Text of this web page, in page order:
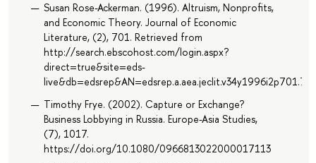
Susan Rose-Ackerman. (1996). Altruism, Nonprofits,
and Economic Theory. Journal of Economic
Literature, (2), 701. Retrieved from
http://search.ebscohost.com/login.aspx?
direct=true&site=eds-
Timothy Frye. (2002). Capture or Exchange?
Business Lobbying in Russia. Europe-Asia Studies,
(7), 1017.
https://doi.org/10.1080/0966813022000017113